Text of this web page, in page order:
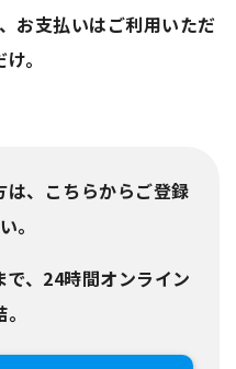
お支払いはご利用いただ
。
、こちらからご登録
。
、24時間オンライン